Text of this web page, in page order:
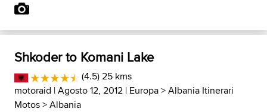
Shkoder to Komani Lake
(4.5) 25 kms
motoraid | Agosto 12, 2012 | Europa>Albania Itinerari
Motos>Albania